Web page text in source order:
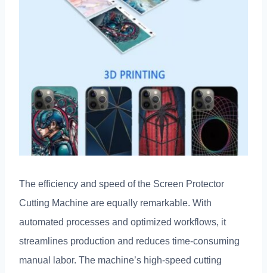
The efficiency and speed of the Screen Protector
Cutting Machine are equally remarkable. With
automated processes and optimized workflows, it
streamlines production and reduces time-consuming
manual labor. The machine’s high-speed cutting